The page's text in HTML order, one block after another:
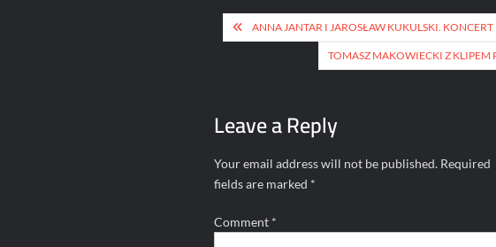
Post
navigation
ANNA JANTAR I JAROSŁAW KUKULSKI.
TOMASZ MAKOWIECKI Z
Leave a Reply
Your email address will not be published. Required
fields are marked *
Comment *